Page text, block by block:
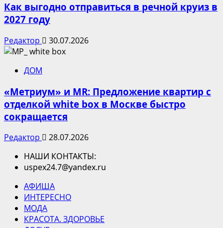
Как выгодно отправиться в речной круиз в
2027 году
Редактор 30.07.2026
ДОМ
«Метриум» и MR: Предложение квартир с
отделкой white box в Москве быстро
сокращается
Редактор
28.07.2026
НАШИ КОНТАКТЫ:
uspex24.7@yandex.ru
АФИША
ИНТЕРЕСНО
МОДА
КРАСОТА. ЗДОРОВЬЕ